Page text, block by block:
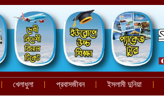
খেলাধুলা প্রবাসজীবন ইসলামী দুনিয়া